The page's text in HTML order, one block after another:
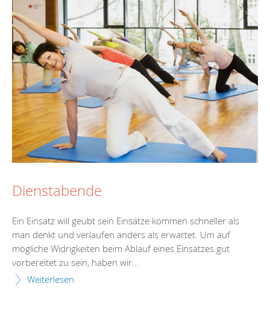
Dienstabende
Ein Einsatz will geübt sein Einsätze kommen schneller als
man denkt und verlaufen anders als erwartet. Um auf
mögliche Widrigkeiten beim Ablauf eines Einsatzes gut
vorbereitet zu sein, haben wir...
Weiterlesen